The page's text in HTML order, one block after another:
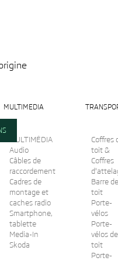
MULTIMEDIA
MULTIMÉDIA
Audio
Câbles de
raccordement
Cadres de
montage et
caches radio
Smartphone,
tablette
Media-In
Skoda
Coffres
toit &
Coffres
Barre de
toit
Porte-
vélos
Porte-
vélos de
toit
Porte-
Bac de coffre
État : Nouveau